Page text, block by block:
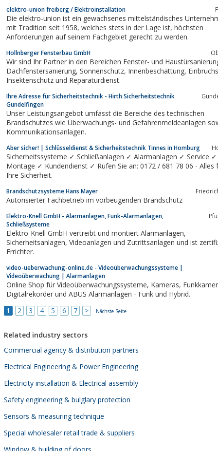
elektro-union freiberg / Elektroinstallation
Die elektro-union ist ein gewachsenes mittelständisches
mit Tradition seit 1958, welches stets in der Lage ist, höchsten
Anforderungen auf seinem Fachgebiet gerecht zu werden.
Hollnberger Fensterbau GmbH
Wir sind Ihr Partner in den Bereichen Fenster- und
Dachfenstersanierung, Sonnenschutz, Innenbeschattung, Einbruchschutz,
Insektenschutz und Reparaturdienst.
Ihre Adresse für Sicherheitstechnik - Hirth Sicherheitstechnik
Gundelfingen
Unser Leistungsangebot umfasst die Bereiche des technischen
Brandschutzes wie Überwachungs- und Gefahrenmeldeanlagen
Kommunikationsanlagen.
Aber sicher! | Schlüsseldienst & Sicherheitstechnik Tinnes in Homburg
Sicherheitssysteme ✓ Schließanlagen ✓ Alarmanlagen ✓ Service ✓
Montage ✓ Kundendienst ✓ Rufen Sie an: 0172 / 681 78 06 - Alles für
Ihre Sicherheit.
Brandschutzsysteme Hans Mayer
Autorisierter Fachbetrieb im vorbeugenden Brandschutz
Elektro-Knell GmbH - Alarmanlagen, Funk-Alarmanlagen,
Schließsysteme
Elektro-Knell GmbH vertreibt und montiert Alarmanlagen,
Sicherheitsanlagen, Videoanlagen und Zutrittsanlagen und ist zertifizierter
Errichter.
video-ueberwachung-online.de - Videoüberwachungssysteme |
Videoüberwachung | Alarmanlagen
Online Shop für Videoüberwachungssysteme, Kameras, Funkkameras,
Digitalrekorder und ABUS Alarmanlagen - Funk und Hybrid.
1
2 3 4 5 6 7 > Nächste Seite
Related industry sectors
Commercial agency & distribution partners
Electrical Engineering & Power Engineering
Electricity installation & Electrical assembly
Safety engineering & bulglary protection
Sensors & measuring technique
Special wholesaler retail trade & suppliers